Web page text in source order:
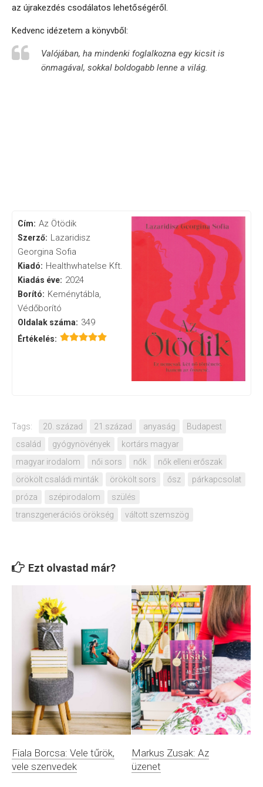
az újrakezdés csodálatos lehetőségéről.
Kedvenc idézetem a könyvből:
Valójában, ha mindenki foglalkozna egy kicsit is
önmagával, sokkal boldogabb lenne a világ.
Cím: Az Ötödik
Szerző: Lazaridisz
Georgina Sofia
Kiadó: Healthwhatelse Kft.
Kiadás éve: 2024
Borító: Keménytábla,
Védőborító
Oldalak száma: 349
Értékelés:
Tags: 20. század 21.század anyaság
Budapest
család
gyógynövények
kortárs magyar
magyar irodalom
női sors nők
nők elleni erőszak
örökölt családi minták
örökölt sors ősz
párkapcsolat
próza
szépirodalom
szülés
transzgenerációs örökség
váltott szemszög
Ezt olvastad már?
Fiala Borcsa: Vele tűrök,
vele szenvedek
Markus Zusak: Az
üzenet